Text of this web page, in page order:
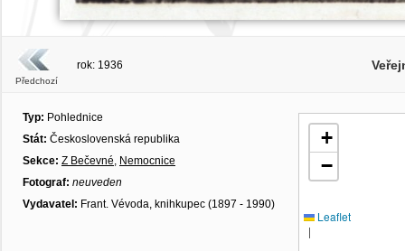
Předchozí
rok: 1936
Typ: Pohlednice
Stát: Československá republika
Sekce: Z Bečevné, Nemocnice
Fotograf: neuveden
Vydavatel: Frant. Vévoda, knihkupec (1897 - 1990)
+
−
Leaflet
|